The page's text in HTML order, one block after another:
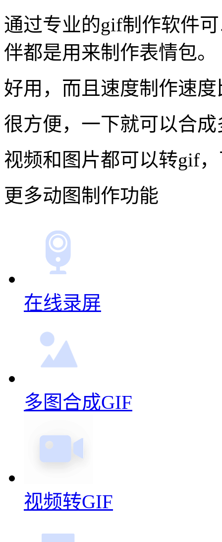
通过专业的gif制作软件
伴都是用来制作表情包。
好用，而且速度制作速
很方便，一下就可以合成
视频和图片都可以转gif
更多动图制作功能
在线录屏
多图合成GIF
视频转GIF